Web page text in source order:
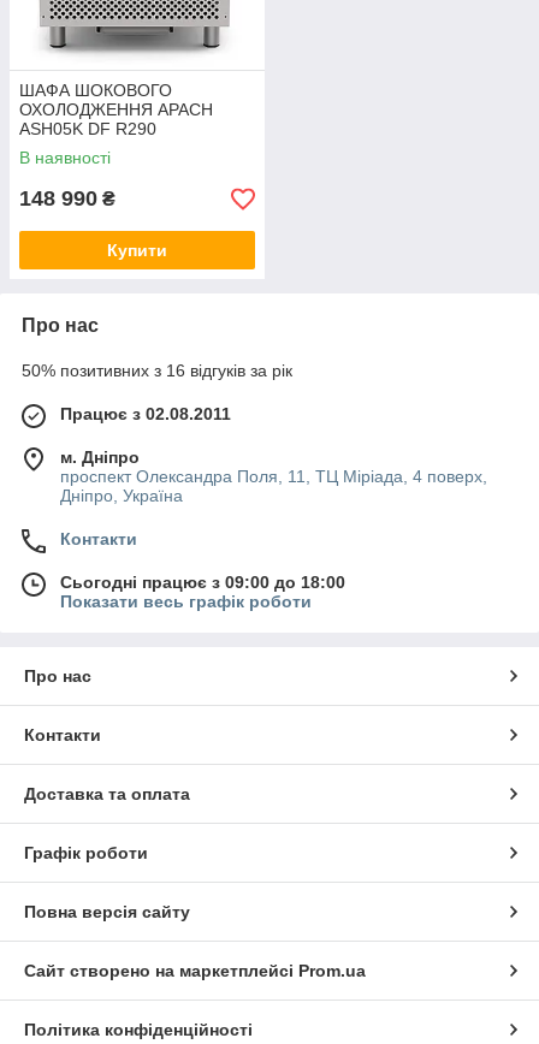
ШАФА ШОКОВОГО
ОХОЛОДЖЕННЯ APACH
ASH05K DF R290
В наявності
148 990 ₴
Купити
Про нас
50% позитивних з 16 відгуків за рік
Працює з 02.08.2011
м. Дніпро
проспект Олександра Поля, 11, ТЦ Міріада, 4 поверх,
Дніпро, Україна
Контакти
Сьогодні працює з 09:00 до 18:00
Показати весь графік роботи
Про нас
Контакти
Доставка та оплата
Графік роботи
Повна версія сайту
Сайт створено на маркетплейсі Prom.ua
Політика конфіденційності